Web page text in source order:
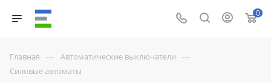
0
Главная — Автоматические выключатели —
Силовые автоматы